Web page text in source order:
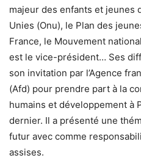
majeur des enfants et jeunes
Unies (Onu), le Plan des
France, le Mouvement
est le vice-président… Ses
son invitation par l’Agence
(Afd) pour prendre part à la
humains et développement à
dernier. Il a présenté une
futur avec comme
assises.